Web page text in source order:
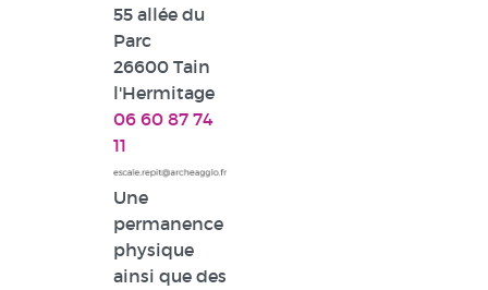
55 allée du
Parc
26600 Tain
l'Hermitage
06 60 87 74
11
Une
permanence
physique
ainsi que des